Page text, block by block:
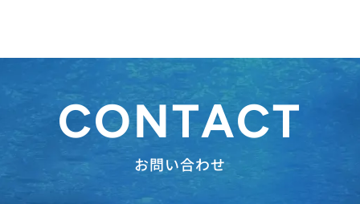
CONTACT
お問い合わせ